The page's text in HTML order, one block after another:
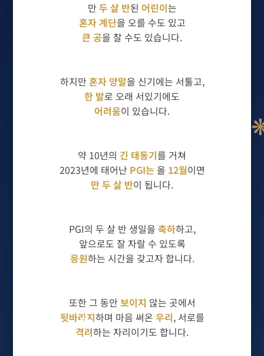
❄
만두 살 반된 어린이는
혼자 계단을 오를 수도 있고
큰 공을 찰 수도 있습니다.
하지만혼자 양말을 신기에는 서툴고,
한 발로 오래 서있기에도
어려움이 있습니다.
약 10년의 긴 태동기를 거쳐
2023년에 태어난 PGI는 올 12월이면
만 두 살 반이 됩니다.
PGI의 두 살 반 생일을 축하하고,
앞으로도 잘 자랄 수 있도록
응원하는 시간을 갖고자 합니다.
또한 그 동안보이지 않는 곳에서
뒷바라지하며 마음 써온 우리, 서로를
격려하는 자리이기도 합니다.